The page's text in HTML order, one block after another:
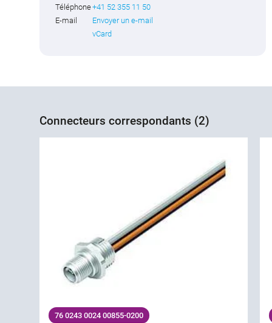
Téléphone+41 52 355 11 50
E-mail
Envoyer un e-mail
vCard
Connecteurs correspondants (2)
76 0243 0024 00855-0200